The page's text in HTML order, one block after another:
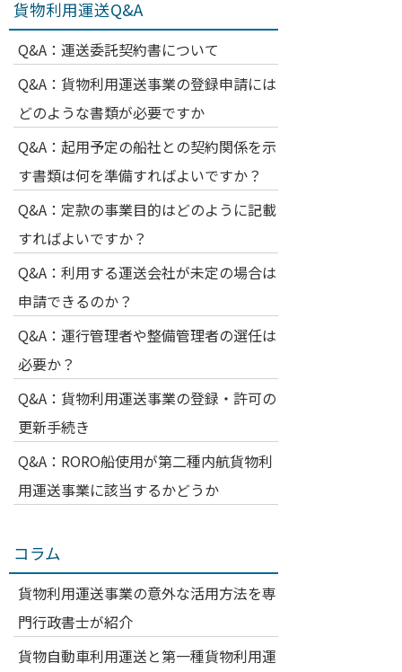
貨物利用運送Q&A
Q&A：運送委託契約書について
Q&A：貨物利用運送事業の登録申請には
どのような書類が必要ですか
Q&A：起用予定の船社との契約関係を示
す書類は何を準備すればよいですか？
Q&A：定款の事業目的はどのように記載
すればよいですか？
Q&A：利用する運送会社が未定の場合は
申請できるのか？
Q&A：運行管理者や整備管理者の選任は
必要か？
Q&A：貨物利用運送事業の登録・許可の
更新手続き
Q&A：RORO船使用が第二種内航貨物利
用運送事業に該当するかどうか
コラム
貨物利用運送事業の意外な活用方法を専
門行政書士が紹介
貨物自動車利用運送と第一種貨物利用運